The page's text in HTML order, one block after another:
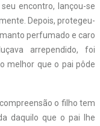
encontro, lançou-se
Depois, protegeu-
perfumado e caro
arrependido, foi
melhor que o pai pôde
o filho tem
daquilo que o pai lhe